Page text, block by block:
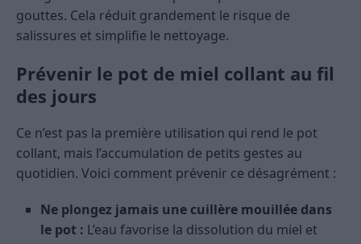
gouttes. Cela réduit grandement le risque de
salissures et simplifie le nettoyage.
Prévenir le pot de miel collant au fil
des jours
Ce n’est pas la première utilisation qui rend le pot
collant, mais l’accumulation de petits gestes au
quotidien. Voici comment prévenir ce désagrément :
Ne plongez jamais une cuillère mouillée dans
le pot : L’eau favorise la dissolution du miel et